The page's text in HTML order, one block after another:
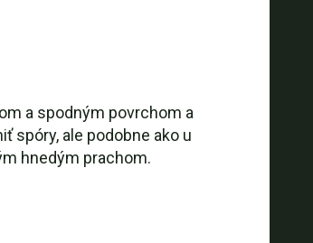
a spodným povrchom a
spóry, ale podobne ako u
hnedým prachom.